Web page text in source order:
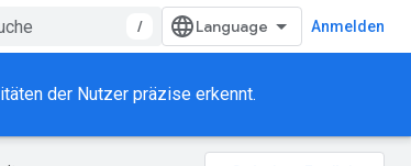
/ Anmelden
der Nutzer präzise erkennt.